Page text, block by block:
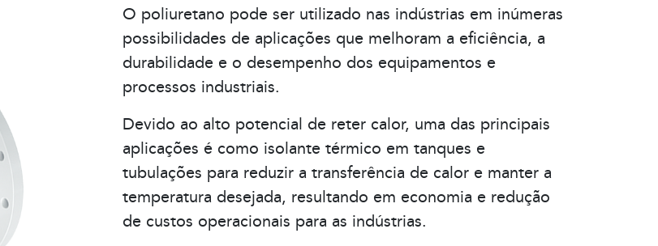
O poliuretano pode ser utilizado nas indústrias em inúmeras
possibilidades de aplicações que melhoram a eficiência, a
durabilidade e o desempenho dos equipamentos e
processos industriais.
Devido ao alto potencial de reter calor, uma das principais
aplicações é como isolante térmico em tanques e
tubulações para reduzir a transferência de calor e manter a
temperatura desejada, resultando em economia e redução
de custos operacionais para as indústrias.